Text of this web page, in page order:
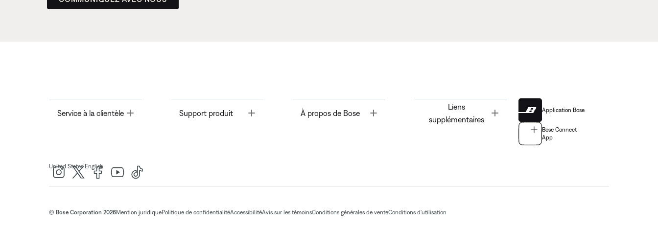
Service à la clientèle Toggle Support produit À propos de Bose Toggle
Liens
supplémentaires
Application Bose
Bose Connect
App
United States| English
© Bose Corporation 2026Mention juridiquePolitique de confidentialitéAccessibilitéAvis sur les témoinsConditions générales de venteConditions d'utilisation